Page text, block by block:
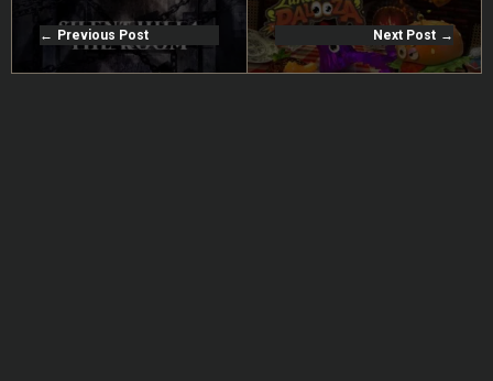
Previous Post Next Post